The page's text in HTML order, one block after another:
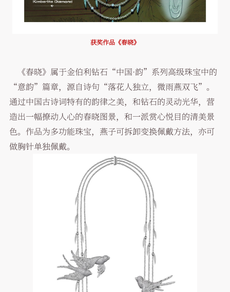
获奖作品《春晓》
《春晓》属于金伯利钻石“中国·韵”系列高级珠宝中的
“意韵”篇章，源自诗句“落花人独立，微雨燕双飞”。
通过中国古诗词特有的韵律之美，和钻石的灵动光华，营
造出一幅撩动人心的春晓图景，和一派赏心悦目的清美景
色。作品为多功能珠宝，燕子可拆卸变换佩戴方法，亦可
做胸针单独佩戴。